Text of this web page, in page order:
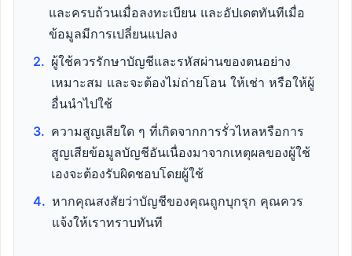
และครบถ้วนเมื่อลงทะเบียน และอัปเดตทันทีเมื่อ
ข้อมูลมีการเปลี่ยนแปลง
2. ผู้ใช้ควรรักษาบัญชีและรหัสผ่านของตนอย่าง
เหมาะสม และจะต้องไม่ถ่ายโอน ให้เช่า หรือให้ผู้
อื่นนำไปใช้
3. ความสูญเสียใด ๆ ที่เกิดจากการรั่วไหลหรือการ
สูญเสียข้อมูลบัญชีอันเนื่องมาจากเหตุผลของผู้ใช้
เองจะต้องรับผิดชอบโดยผู้ใช้
4. หากคุณสงสัยว่าบัญชีของคุณถูกบุกรุก คุณควร
แจ้งให้เราทราบทันที